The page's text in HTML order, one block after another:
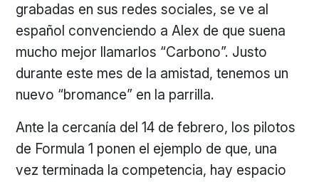
grabadas en sus redes sociales, se ve al
español convenciendo a Alex de que suena
mucho mejor llamarlos “Carbono”. Justo
durante este mes de la amistad, tenemos un
nuevo “bromance” en la parrilla.
Ante la cercanía del 14 de febrero, los pilotos
de Formula 1 ponen el ejemplo de que, una
vez terminada la competencia, hay espacio